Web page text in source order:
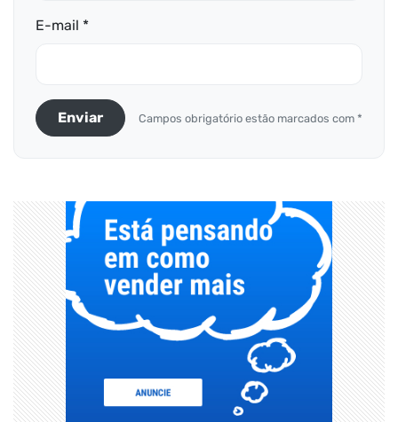
E-mail *
Enviar Campos obrigatório estão marcados com *